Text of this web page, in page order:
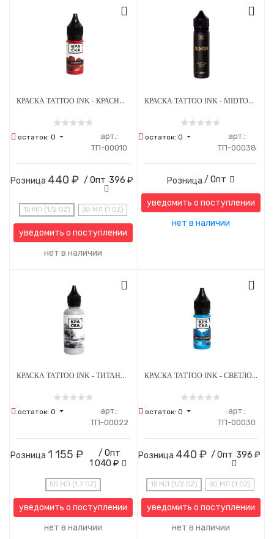
КРАСКА TATTOO INK - КРАСНАЯ КАЛИНА
остаток: 0
арт.:
ТП-00010
Розница 440 ₽ / Опт 396 ₽
15 МЛ (1/2 OZ) 30 МЛ (1 OZ)
уведомить о поступлении
нет в наличии
КРАСКА TATTOO INK - MIDTONE ЦВЕТ СЕТА ГРЕЙВОШЕЙ А.ЛУКЬЯНОВА 60 МЛ
остаток:0
арт.:
ТП-00038
Розница / Опт
уведомить о поступлении
нет в наличии
КРАСКА TATTOO INK - ТИТАНОВЫЙ СЕРЫЙ
остаток: 0
арт.:
ТП-00022
Розница 1 155 ₽
/ Опт
1 040 ₽
50 МЛ (1.7 OZ)
уведомить о поступлении
нет в наличии
КРАСКА TATTOO INK - СВЕТЛО-СИНИЙ ВАСИЛЕК
остаток:0
арт.:
ТП-00030
Розница 440 ₽ / Опт 396 ₽
15 МЛ (1/2 OZ) 30 МЛ (1 OZ)
уведомить о поступлении
нет в наличии